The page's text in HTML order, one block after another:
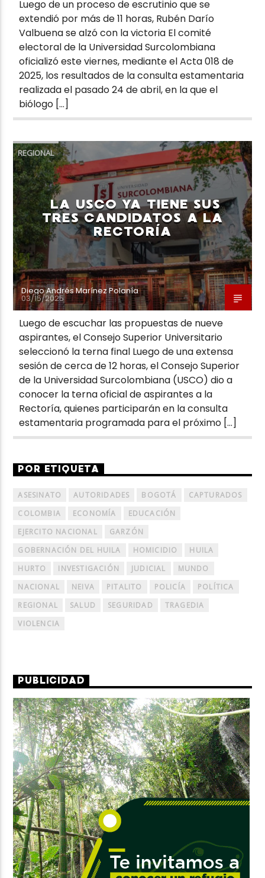
Luego de un proceso de escrutinio que se
extendió por más de 11 horas, Rubén Darío
Valbuena se alzó con la victoria El comité
electoral de la Universidad Surcolombiana
oficializó este viernes, mediante el Acta 018 de
2025, los resultados de la consulta estamentaria
realizada el pasado 24 de abril, en la que el
biólogo […]
REGIONAL
LA USCO YA TIENE SUS
TRES CANDIDATOS A LA
RECTORÍA
Diego Andrés Marínez Polanía
03/15/2025
Luego de escuchar las propuestas de nueve
aspirantes, el Consejo Superior Universitario
seleccionó la terna final Luego de una extensa
sesión de cerca de 12 horas, el Consejo Superior
de la Universidad Surcolombiana (USCO) dio a
conocer la terna oficial de aspirantes a la
Rectoría, quienes participarán en la consulta
estamentaria programada para el próximo […]
POR ETIQUETA
ASESINATO AUTORIDADES BOGOTÁ
CAPTURADOS
COLOMBIA
ECONOMÍA
EDUCACIÓN
EJERCITO NACIONAL
GARZÓN
GOBERNACIÓN DEL HUILA
HOMICIDIO
HUILA
HURTO
INVESTIGACIÓN JUDICIAL
MUNDO
NACIONAL
NEIVA PITALITO POLICÍA
POLÍTICA
REGIONAL
SALUD SEGURIDAD
TRAGEDIA
VIOLENCIA
PUBLICIDAD